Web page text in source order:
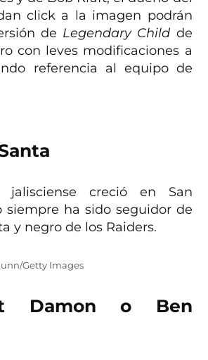
click a la imagen podrán
de Legendary Child de
con leves modificaciones a
referencia al equipo de
jalisciense creció en San
siempre ha sido seguidor de
y negro de los Raiders.
Getty Images
Damon o Ben